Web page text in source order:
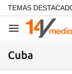
common.go-to-
TEMAS
Navegación
Cuba